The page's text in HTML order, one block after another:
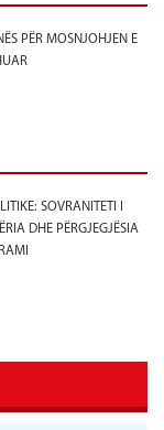
PËR MOSNJOHJEN E
SOVRANITETI I
DHE PËRGJEGJËSIA